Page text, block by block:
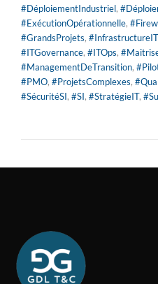
#DéploiementIndustriel,
#ExécutionOpérationnelle,
#GrandsProjets, #InfrastructureIT
#ITGovernance, #ITOps,
#ManagementDeTransition,
#PMO, #ProjetsComplexes,
#SécuritéSI, #SI, #StratégieIT,